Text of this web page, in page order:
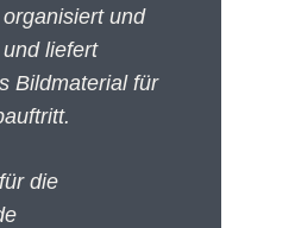
und
liefert
Bildmaterial für
die